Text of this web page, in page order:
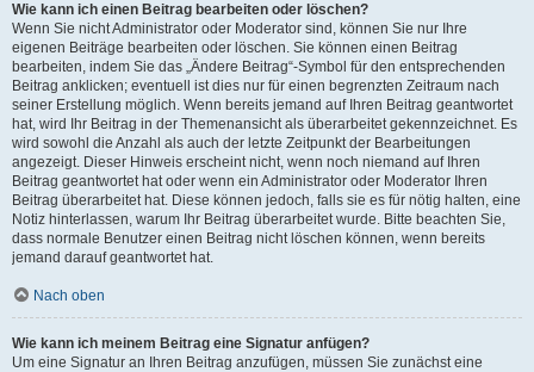
Wie kann ich einen Beitrag bearbeiten oder löschen?
Wenn Sie nicht Administrator oder Moderator sind, können Sie nur Ihre
eigenen Beiträge bearbeiten oder löschen. Sie können einen Beitrag
bearbeiten, indem Sie das „Ändere Beitrag“-Symbol für den entsprechenden
Beitrag anklicken; eventuell ist dies nur für einen begrenzten Zeitraum nach
seiner Erstellung möglich. Wenn bereits jemand auf Ihren Beitrag geantwortet
hat, wird Ihr Beitrag in der Themenansicht als überarbeitet gekennzeichnet. Es
wird sowohl die Anzahl als auch der letzte Zeitpunkt der Bearbeitungen
angezeigt. Dieser Hinweis erscheint nicht, wenn noch niemand auf Ihren
Beitrag geantwortet hat oder wenn ein Administrator oder Moderator Ihren
Beitrag überarbeitet hat. Diese können jedoch, falls sie es für nötig halten, eine
Notiz hinterlassen, warum Ihr Beitrag überarbeitet wurde. Bitte beachten Sie,
dass normale Benutzer einen Beitrag nicht löschen können, wenn bereits
jemand darauf geantwortet hat.
Nach oben
Wie kann ich meinem Beitrag eine Signatur anfügen?
Um eine Signatur an Ihren Beitrag anzufügen, müssen Sie zunächst eine